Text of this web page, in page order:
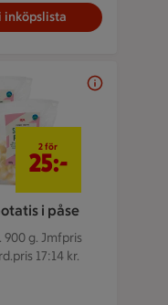
inköpslista
i påse
900 g. Jmfpris
17:14 kr.
2 för
25:-